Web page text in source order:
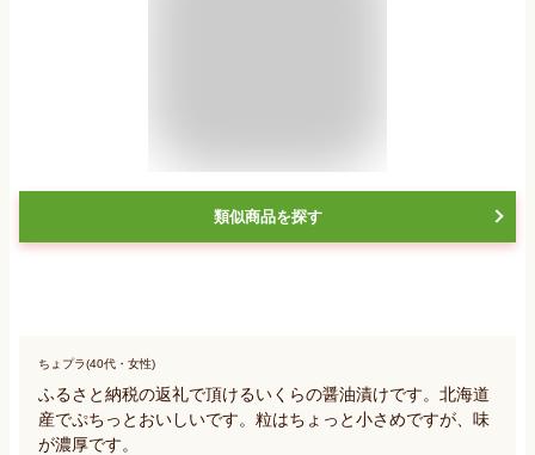
類似商品を探す
ちょプラ(40代・女性)
ふるさと納税の返礼で頂けるいくらの醤油漬けです。北海道
産でぷちっとおいしいです。粒はちょっと小さめですが、味
が濃厚です。